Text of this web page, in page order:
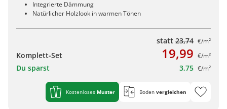
Integrierte Dämmung
Natürlicher Holzlook in warmen Tönen
statt 23,74 €/m²
Komplett-Set 19,99 €/m²
Du sparst 3,75 €/m²
Kostenloses Muster Boden vergleichen